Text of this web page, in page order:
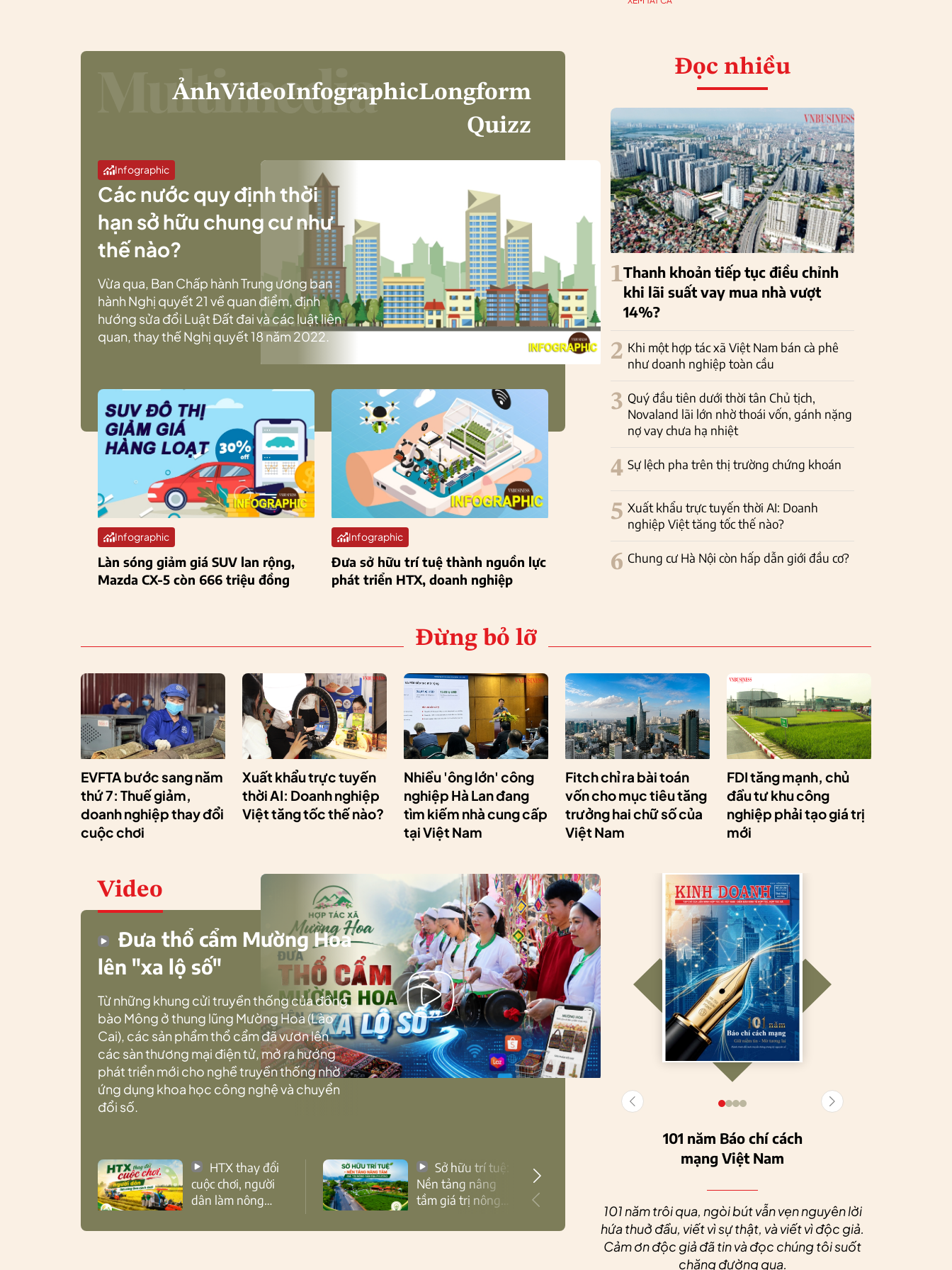
ẢnhVideoInfographicLongform
Quizz
Infographic
Các nước quy định thời
hạn sở hữu chung cư như
thế nào?
Vừa qua, Ban Chấp hành Trung ương ban
hành Nghị quyết 21 về quan điểm, định
hướng sửa đổi Luật Đất đai và các luật liên
quan, thay thế Nghị quyết 18 năm 2022.
Infographic
Làn sóng giảm giá SUV lan rộng,
Mazda CX-5 còn 666 triệu đồng
Infographic
Đưa sở hữu trí tuệ thành nguồn lực
phát triển HTX, doanh nghiệp
Đọc nhiều
1Thanh khoản tiếp tục điều chỉnh
khi lãi suất vay mua nhà vượt
14%?
2 Khi một hợp tác xã Việt Nam bán cà phê
như doanh nghiệp toàn cầu
3 Quý đầu tiên dưới thời tân Chủ tịch,
Novaland lãi lớn nhờ thoái vốn, gánh nặng
nợ vay chưa hạ nhiệt
4 Sự lệch pha trên thị trường chứng khoán
5 Xuất khẩu trực tuyến thời AI: Doanh
nghiệp Việt tăng tốc thế nào?
6 Chung cư Hà Nội còn hấp dẫn giới đầu cơ?
Đừng bỏ lỡ
EVFTA bước sang năm
thứ 7: Thuế giảm,
doanh nghiệp thay đổi
cuộc chơi
Xuất khẩu trực tuyến
thời AI: Doanh nghiệp
Việt tăng tốc thế nào?
Nhiều 'ông lớn' công
nghiệp Hà Lan đang
tìm kiếm nhà cung cấp
tại Việt Nam
Fitch chỉ ra bài toán
vốn cho mục tiêu tăng
trưởng hai chữ số của
Việt Nam
FDI tăng mạnh, chủ
đầu tư khu công
nghiệp phải tạo giá trị
mới
Video
Đưa thổ cẩm Mường Hoa
lên "xa lộ số"
Từ những khung cửi truyền thống của đồng
bào Mông ở thung lũng Mường Hoa (Lào
Cai), các sản phẩm thổ cẩm đã vươn lên
các sàn thương mại điện tử, mở ra hướng
phát triển mới cho nghề truyền thống nhờ
ứng dụng khoa học công nghệ và chuyển
đổi số.
cuộc chơi, người
dân làm nông
Nền tảng nâng
tầm giá trị nông
lực cho nông
nghiệp bền vững
101 năm Báo chí cách
mạng Việt Nam
101 năm trôi qua, ngòi bút vẫn vẹn nguyên lời
hứa thuở đầu, viết vì sự thật, và viết vì độc giả.
Cảm ơn độc giả đã tin và đọc chúng tôi suốt
chặng đường qua.